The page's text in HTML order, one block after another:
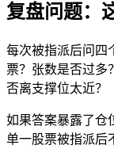
复盘问题：
每次被指派后问四
票？张数是否过多
否离支撑位太近？
如果答案暴露了仓
单一股票被指派后